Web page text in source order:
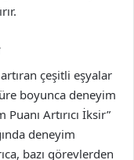
çeşitli eşyalar
boyunca deneyim
Artırıcı İksir”
deneyim
bazı görevlerden